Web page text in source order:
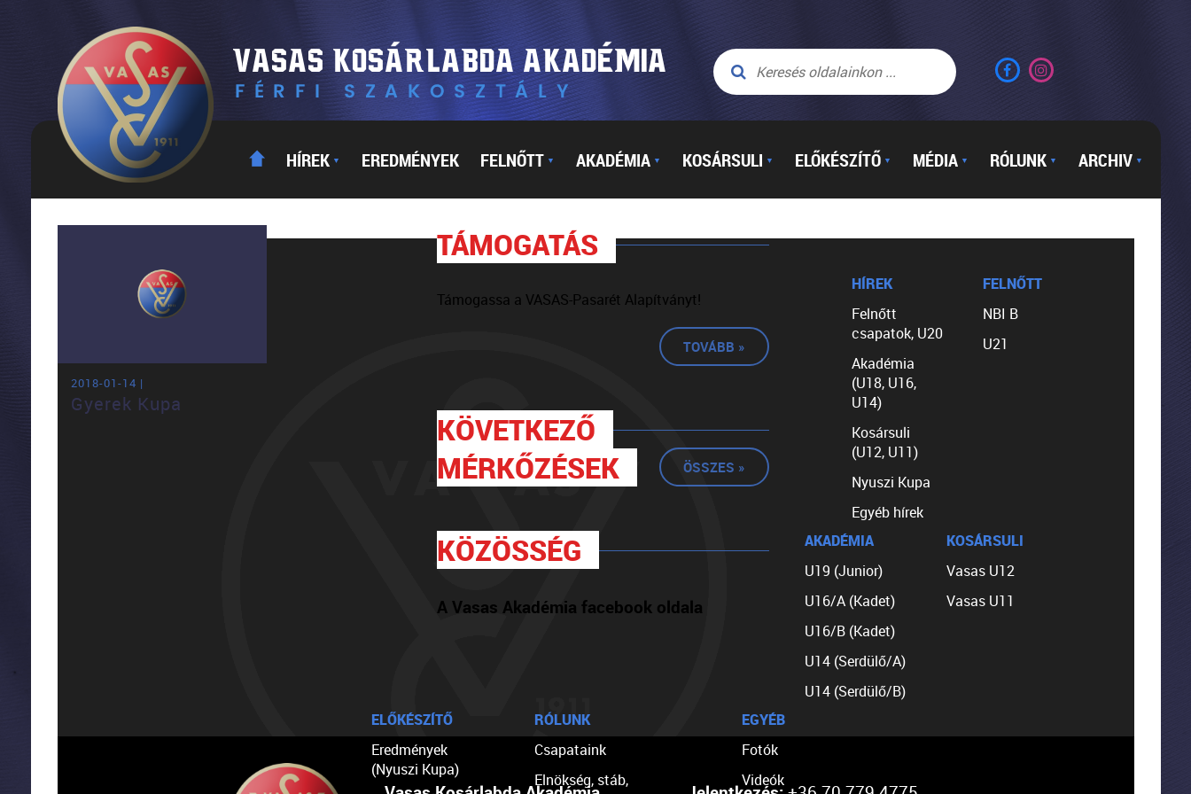
HÍREK ▼ EREDMÉNYEK FELNŐTT ▼ AKADÉMIA ▼ KOSÁRSULI ▼ ELŐKÉSZÍTŐ ▼ MÉDIA ▼ RÓLUNK ▼ ARCHIV ▼
2018-01-14 |
Gyerek Kupa
TÁMOGATÁS
Támogassa a VASAS-Pasarét Alapítványt!
TOVÁBB »
KÖVETKEZŐ
MÉRKŐZÉSEK
ÖSSZES »
KÖZÖSSÉG
A Vasas Akadémia facebook oldala
HÍREK
Felnőtt
csapatok, U20
Akadémia
(U18, U16,
U14)
Kosársuli
(U12, U11)
Nyuszi Kupa
Egyéb hírek
FELNŐTT
NBI B
U21
AKADÉMIA
U19 (Junior)
U16/A (Kadet)
U16/B (Kadet)
U14 (Serdülő/A)
U14 (Serdülő/B)
KOSÁRSULI
Vasas U12
Vasas U11
ELŐKÉSZÍTŐ
Eredmények
(Nyuszi Kupa)
RÓLUNK
Csapataink
Elnökség, stáb,
EGYÉB
Fotók
Videók